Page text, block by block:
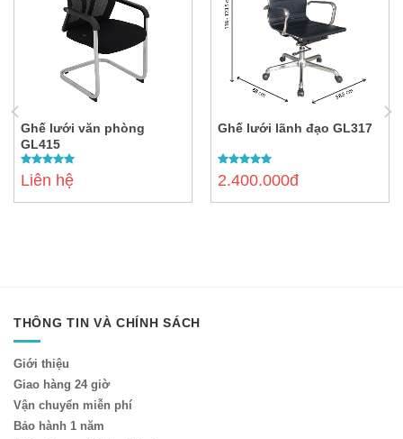
Ghế lưới văn phòng
GL415
5.00out of
5
Liên hệ
Ghế lưới lãnh đạo GL317
5.00out of
5
2.400.000đ
THÔNG TIN VÀ CHÍNH SÁCH
Giới thiệu
Giao hàng 24 giờ
Vận chuyển miễn phí
Bảo hành 1 năm